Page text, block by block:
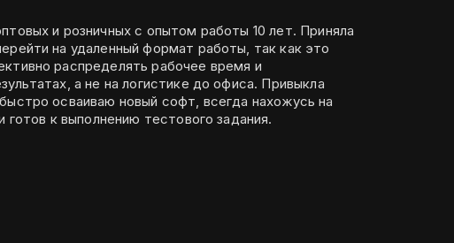
и розничных с опытом работы 10 лет. Приняла
на удаленный формат работы, так как это
распределять рабочее время и
а не на логистике до офиса. Привыкла
осваиваю новый софт, всегда нахожусь на
готов к выполнению тестового задания.